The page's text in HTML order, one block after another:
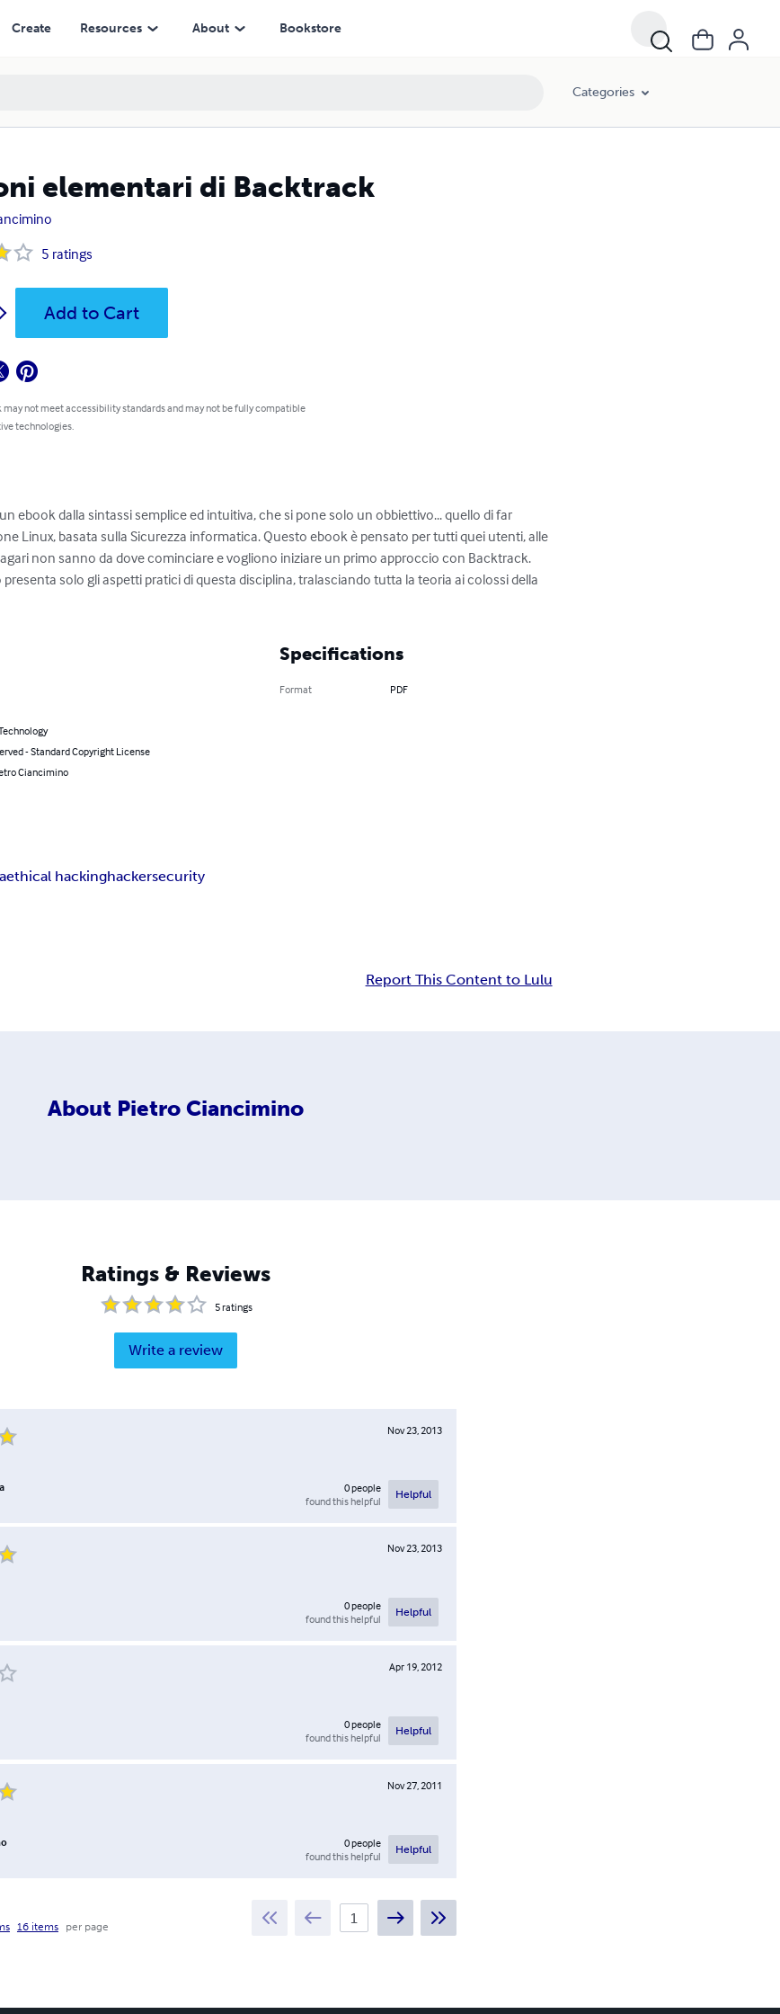
Create Resources About Bookstore
Categories
elementari di Backtrack
5 ratings
Add to Cart
may not meet accessibility standards and may not be fully compatible
technologies.
ebook dalla sintassi semplice ed intuitiva, che si pone solo un obbiettivo... quello di far
Linux, basata sulla Sicurezza informatica. Questo ebook è pensato per tutti quei utenti, alle
non sanno da dove cominciare e vogliono iniziare un primo approccio con Backtrack.
solo gli aspetti pratici di questa disciplina, tralasciando tutta la teoria ai colossi della
- Standard Copyright License
Ciancimino
Specifications
Format PDF
ethical hackinghackersecurity
Report This Content to Lulu
About Pietro Ciancimino
Ratings & Reviews
5ratings
Write a review
Nov 23, 2013
0people
found this helpful
Helpful
Nov 23, 2013
0people
found this helpful
Helpful
Apr 19, 2012
0people
found this helpful
Helpful
Nov 27, 2011
0people
found this helpful
Helpful
16 items per page